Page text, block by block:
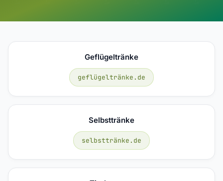
Geflügeltränke
geflügeltränke.de
Selbsttränke
selbsttränke.de